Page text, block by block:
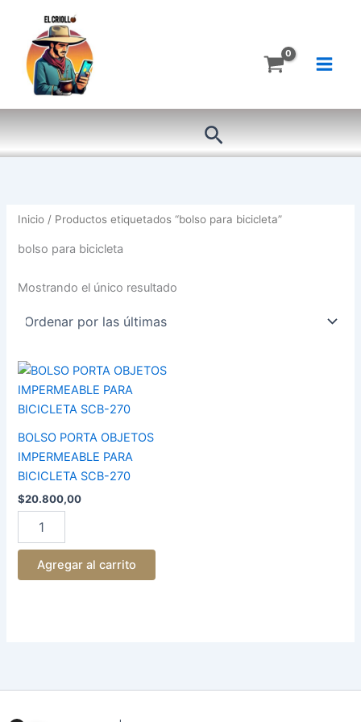
contenido
Buscar
Inicio / Productos etiquetados “bolso para bicicleta”
bolso para bicicleta
Mostrando el único resultado
BOLSO PORTA OBJETOS
IMPERMEABLE PARA
BICICLETA SCB-270
$20.800,00
BOLSO
PORTA
IMPERMEABLE
PARA
SCB-
270
cantidad
Agregar al carrito